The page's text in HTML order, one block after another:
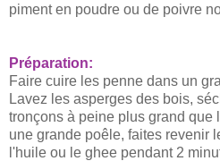
piment en poudre ou de poivre
Préparation:
Faire cuire les penne dans un
Lavez les asperges des bois,
tronçons à peine plus grand que
une grande poêle, faites revenir
l'huile ou le ghee pendant 2